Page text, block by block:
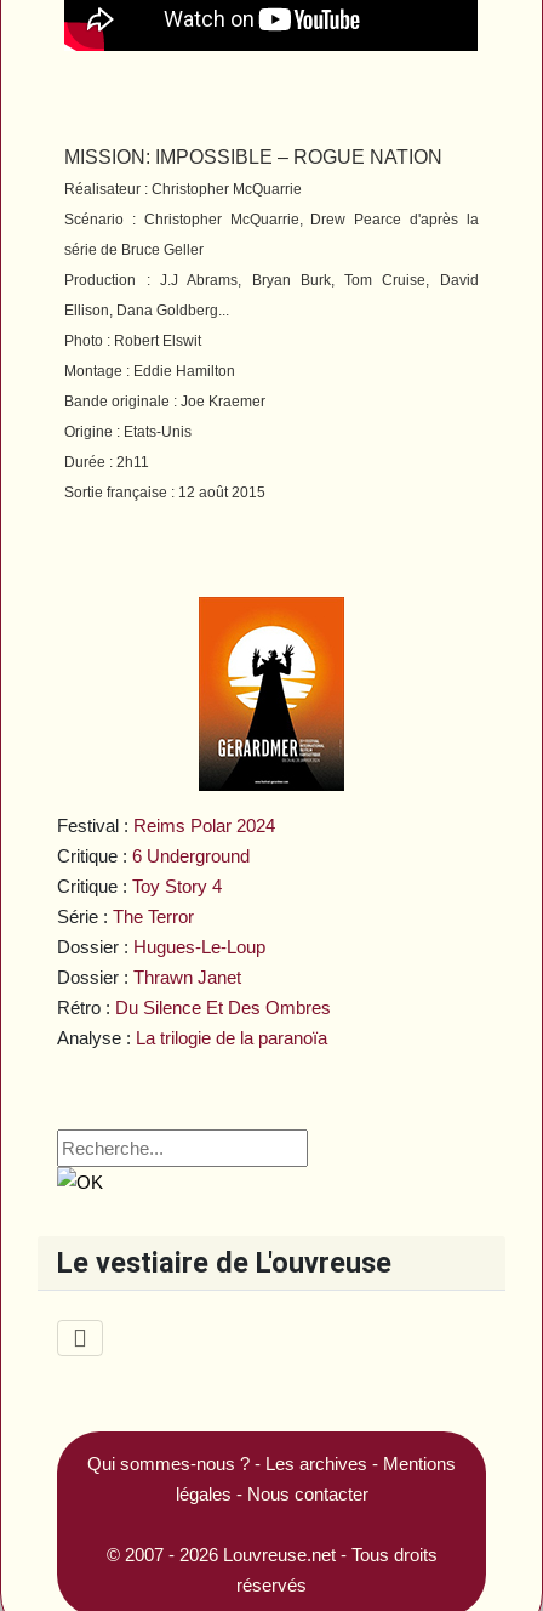
Festival : Reims Polar 2024
Critique :6 Underground
Critique :Toy Story 4
Série :The Terror
Dossier : Hugues-Le-Loup
Dossier :Thrawn Janet
Rétro : Du Silence Et Des Ombres
Analyse : La trilogie de la paranoïa
Le vestiaire de L'ouvreuse
MISSION: IMPOSSIBLE – ROGUE NATION
Réalisateur : Christopher McQuarrie
Scénario : Christopher McQuarrie, Drew Pearce d'après la
série de Bruce Geller
Production : J.J Abrams, Bryan Burk, Tom Cruise, David
Ellison, Dana Goldberg...
Photo : Robert Elswit
Montage : Eddie Hamilton
Bande originale : Joe Kraemer
Origine : Etats-Unis
Durée : 2h11
Sortie française : 12 août 2015
Qui sommes-nous ? - Les archives - Mentions
légales - Nous contacter
© 2007 - 2026 Louvreuse.net- Tous droits
réservés